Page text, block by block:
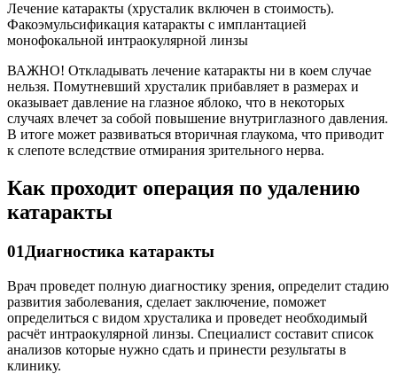
Лечение катаракты (хрусталик включен в стоимость).
Факоэмульсификация катаракты с имплантацией
монофокальной интраокулярной линзы
ВАЖНО! Откладывать лечение катаракты ни в коем случае
нельзя. Помутневший хрусталик прибавляет в размерах и
оказывает давление на глазное яблоко, что в некоторых
случаях влечет за собой повышение внутриглазного давления.
В итоге может развиваться вторичная глаукома, что приводит
к слепоте вследствие отмирания зрительного нерва.
Как проходит операция по удалению
катаракты
01 Диагностика катаракты
Врач проведет полную диагностику зрения, определит стадию
развития заболевания, сделает заключение, поможет
определиться с видом хрусталика и проведет необходимый
расчёт интраокулярной линзы. Специалист составит список
анализов которые нужно сдать и принести результаты в
клинику.